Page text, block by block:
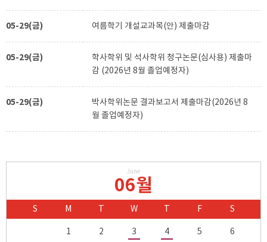
05-29(금) 여름학기 개설교과목(안) 제출마감
05-29(금)
학사학위 및 석사학위 청구논문(심사용) 제출마
감 (2026년 8월 졸업예정자)
05-29(금)
박사학위논문 결과보고서 제출마감(2026년 8
월 졸업예정자)
06월
June
S M W F S
1 2 3 4 5 6